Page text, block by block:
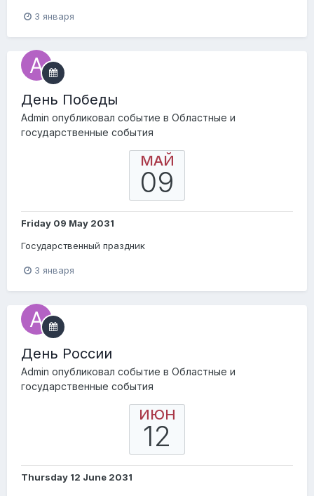
3 января
День Победы
Admin опубликовал событие в Областные и
государственные события
МАЙ
09
Friday 09 May 2031
Государственный праздник
3 января
День России
Admin опубликовал событие в Областные и
государственные события
ИЮН
12
Thursday 12 June 2031